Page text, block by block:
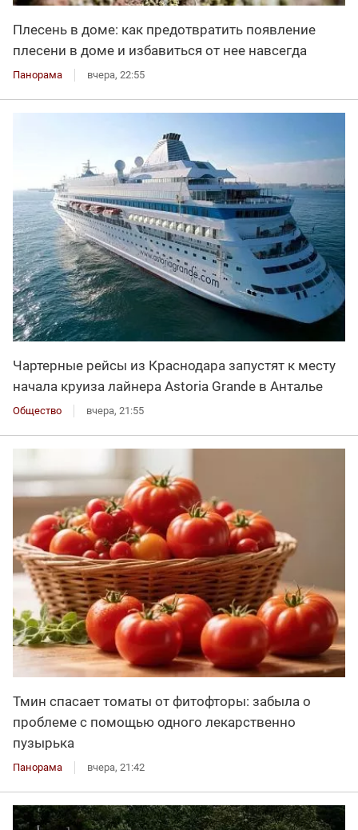
Плесень в доме: как предотвратить появление
плесени в доме и избавиться от нее навсегда
Панорама вчера, 22:55
Чартерные рейсы из Краснодара запустят к месту
начала круиза лайнера Astoria Grande в Анталье
Общество вчера, 21:55
Тмин спасает томаты от фитофторы: забыла о
проблеме с помощью одного лекарственно
пузырька
Панорама вчера, 21:42